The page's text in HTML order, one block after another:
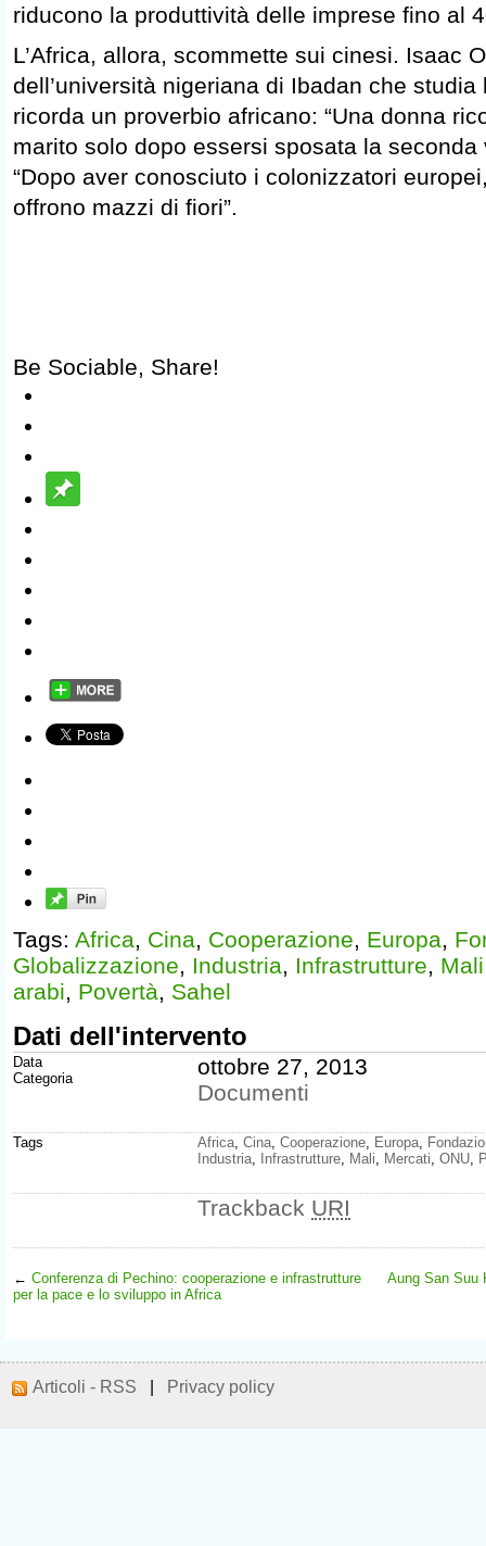
riducono la produttività delle imprese fino al
L’Africa, allora, scommette sui cinesi. Isaac
dell’università nigeriana di Ibadan che
ricorda un proverbio africano: “Una donna
marito solo dopo essersi sposata la seconda
“Dopo aver conosciuto i colonizzatori
offrono mazzi di fiori”.
Be Sociable, Share!
Tags: Africa, Cina, Cooperazione, Europa,
Globalizzazione, Industria, Infrastrutture, Mali
arabi, Povertà, Sahel
Dati dell'intervento
Data
Categoria
ottobre 27, 2013
Documenti
Tags Africa Cina Cooperazione Europa
Industria
Infrastrutture Mali Mercati ONU
Trackback URI
← Conferenza di Pechino: cooperazione e infrastrutture
per la pace e lo sviluppo in Africa
Aung San Suu
Articoli - RSS Privacy policy